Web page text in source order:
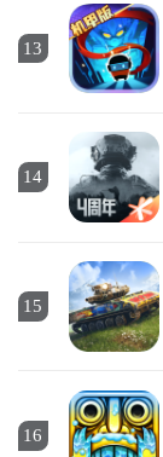
全球好游抢
幸存者塔防什
方法一： 关注
步骤1：百度搜
步骤2：关注大
会最新发布，这
13
14
15
16